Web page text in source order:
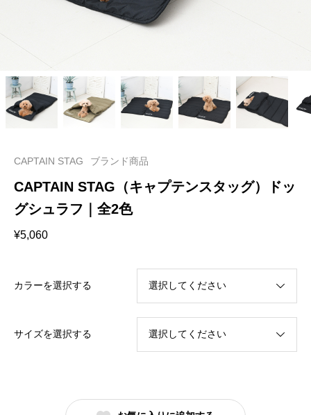
CAPTAIN STAG ブランド商品
CAPTAIN STAG（キャプテンスタッグ）ドッ
グシュラフ｜全2色
¥5,060
カラーを選択する
サイズを選択する